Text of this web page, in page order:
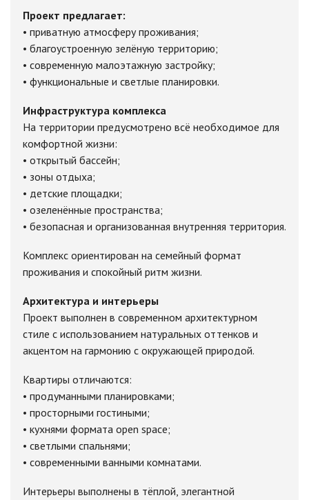
Проект предлагает:
• приватную атмосферу проживания;
• благоустроенную зелёную территорию;
• современную малоэтажную застройку;
• функциональные и светлые планировки.
Инфраструктура комплекса
На территории предусмотрено всё необходимое для
комфортной жизни:
• открытый бассейн;
• зоны отдыха;
• детские площадки;
• озеленённые пространства;
• безопасная и организованная внутренняя территория.
Комплекс ориентирован на семейный формат
проживания и спокойный ритм жизни.
Архитектура и интерьеры
Проект выполнен в современном архитектурном
стиле с использованием натуральных оттенков и
акцентом на гармонию с окружающей природой.
Квартиры отличаются:
• продуманными планировками;
• просторными гостиными;
• кухнями формата open space;
• светлыми спальнями;
• современными ванными комнатами.
Интерьеры выполнены в тёплой, элегантной